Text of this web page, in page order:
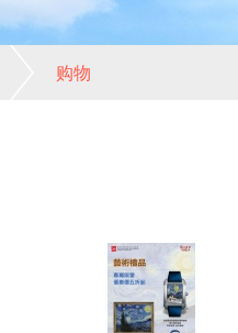
购物